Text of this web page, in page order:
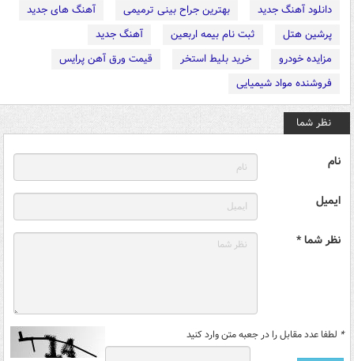
دانلود آهنگ جدید
بهترین جراح بینی ترمیمی
آهنگ های جدید
پرشین هتل
ثبت نام بیمه اربعین
آهنگ جدید
مزایده خودرو
خرید بلیط استخر
قیمت ورق آهن پرایس
فروشنده مواد شیمیایی
نظر شما
نام
ایمیل
نظر شما *
* لطفا عدد مقابل را در جعبه متن وارد کنید